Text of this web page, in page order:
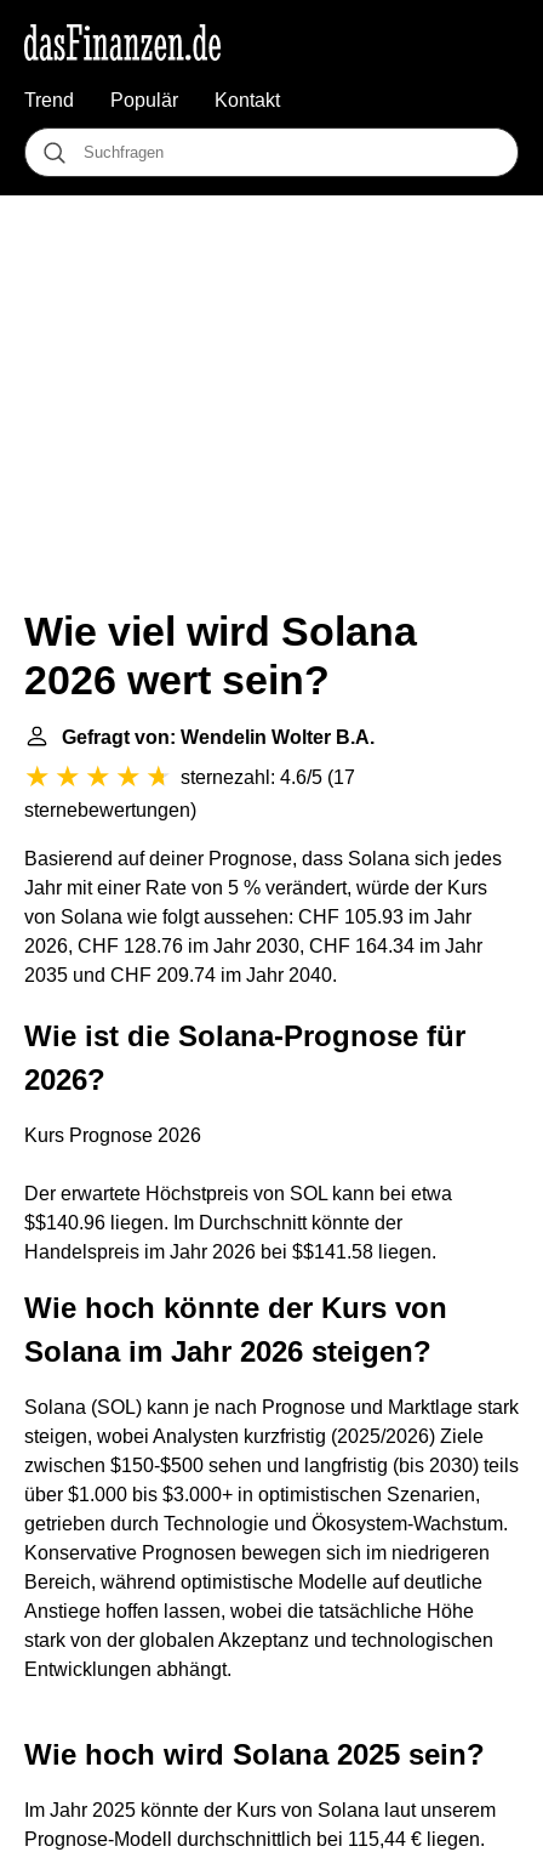
Trend Populär Kontakt
Wie viel wird Solana
2026 wert sein?
Gefragt von: Wendelin Wolter B.A.
sternezahl: 4.6/5 (17
sternebewertungen)
Basierend auf deiner Prognose, dass Solana sich jedes
Jahr mit einer Rate von 5 % verändert, würde der Kurs
von Solana wie folgt aussehen: CHF 105.93 im Jahr
2026, CHF 128.76 im Jahr 2030, CHF 164.34 im Jahr
2035 und CHF 209.74 im Jahr 2040.
Wie ist die Solana-Prognose für
2026?
Kurs Prognose 2026
Der erwartete Höchstpreis von SOL kann bei etwa
$$140.96 liegen. Im Durchschnitt könnte der
Handelspreis im Jahr 2026 bei $$141.58 liegen.
Wie hoch könnte der Kurs von
Solana im Jahr 2026 steigen?
Solana (SOL) kann je nach Prognose und Marktlage stark
steigen, wobei Analysten kurzfristig (2025/2026) Ziele
zwischen $150-$500 sehen und langfristig (bis 2030) teils
über $1.000 bis $3.000+ in optimistischen Szenarien,
getrieben durch Technologie und Ökosystem-Wachstum.
Konservative Prognosen bewegen sich im niedrigeren
Bereich, während optimistische Modelle auf deutliche
Anstiege hoffen lassen, wobei die tatsächliche Höhe
stark von der globalen Akzeptanz und technologischen
Entwicklungen abhängt.
Wie hoch wird Solana 2025 sein?
Im Jahr 2025 könnte der Kurs von Solana laut unserem
Prognose-Modell durchschnittlich bei 115,44 € liegen.